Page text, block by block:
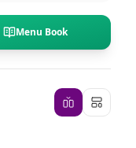
Menu Book